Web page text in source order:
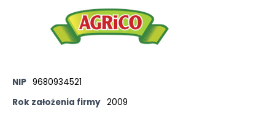
NIP 9680934521
Rok założenia firmy 2009